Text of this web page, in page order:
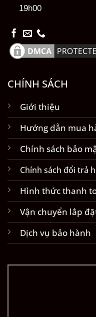
19h00
CHÍNH SÁCH
Giới thiệu
Hướng dẫn mua
Chính sách bảo
Chính sách đổi trả
Hình thức thanh
Vận chuyển lắp
Dịch vụ bảo hành